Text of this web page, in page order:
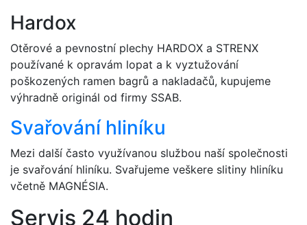
Hardox
Otěrové a pevnostní plechy HARDOX a STRENX
používané k opravám lopat a k vyztužování
poškozených ramen bagrů a nakladačů, kupujeme
výhradně originál od firmy SSAB.
Svařování hliníku
Mezi další často využívanou službou naší společnosti
je svařování hliníku. Svařujeme veškere slitiny hliníku
včetně MAGNÉSIA.
Servis 24 hodin